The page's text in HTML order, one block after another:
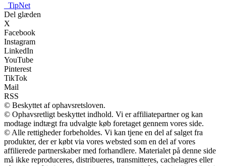
TipNet
Del glæden
X
Facebook
Instagram
LinkedIn
YouTube
Pinterest
TikTok
Mail
RSS
© Beskyttet af ophavsretsloven.
© Ophavsretligt beskyttet indhold. Vi er affiliatepartner og kan
modtage indtægt fra udvalgte køb foretaget gennem vores side.
© Alle rettigheder forbeholdes. Vi kan tjene en del af salget fra
produkter, der er købt via vores websted som en del af vores
affilierede partnerskaber med forhandlere. Materialet på denne side
må ikke reproduceres, distribueres, transmitteres, cachelagres eller